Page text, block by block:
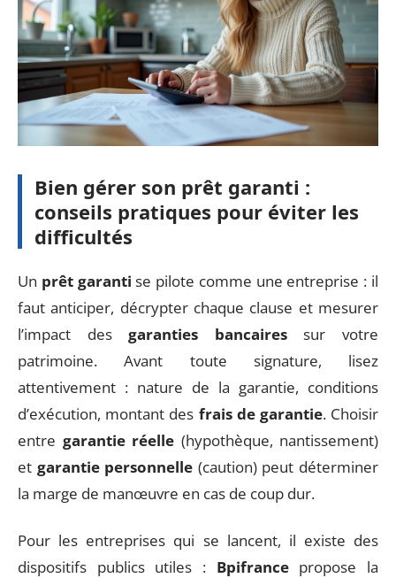
Bien gérer son prêt garanti :
conseils pratiques pour éviter les
difficultés
Un prêt garanti se pilote comme une entreprise : il
faut anticiper, décrypter chaque clause et mesurer
l’impact desgaranties bancairessur votre
patrimoine. Avant toute signature, lisez
attentivement : nature de la garantie, conditions
d’exécution, montant des frais de garantie. Choisir
entre garantie réelle (hypothèque, nantissement)
et garantie personnelle (caution) peut déterminer
la marge de manœuvre en cas de coup dur.
Pour les entreprises qui se lancent, il existe des
dispositifs publics utiles : Bpifrancepropose la